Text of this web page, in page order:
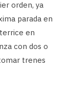
orden, ya
parada en
en
con dos o
trenes